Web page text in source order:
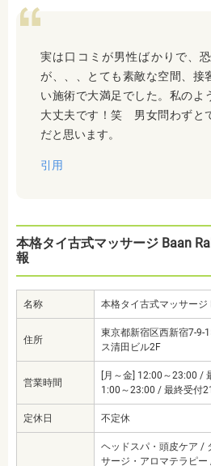
実は口コミが男性ばかりで、
が、、、とても素敵な空間、接
い施術で大満足でした。私のよ
大丈夫です！笑 男女問わずと
だと思います。
引用
本格タイ古式マッサージ Baan
報
名称 本格タイ古式マッサージ
住所
東京都新宿区西新宿7-9-
ス清田ビル2F
営業時間
[月～金] 12:00～23:00 /
1:00～23:00 / 最終受付
定休日 不定休
ヘッドスパ・頭皮ケア /
サージ・アロマテラピ